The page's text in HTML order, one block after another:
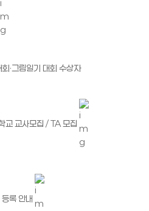
·그림일기 대회 수상자
교 교사모집 / TA 모집
록 안내